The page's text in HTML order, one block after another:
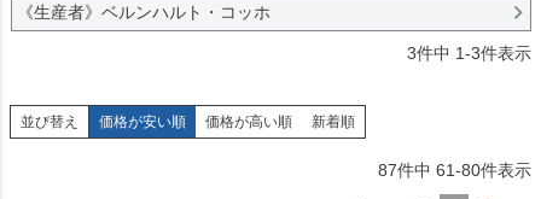
《生産者》ベルンハルト・コッホ
3件中 1-3件表示
並び替え 価格が安い順 価格が高い順 新着順
87件中 61-80件表示